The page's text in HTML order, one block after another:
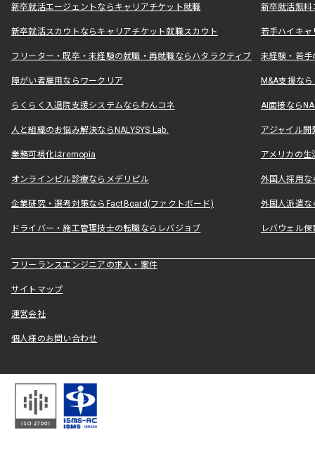
新卒就活エージェントならキャリアチケット就職 新卒就活無料
新卒就活スカウトならキャリアチケット就職スカウト 若手ハイキ
フリーター・既卒・未経験の就職・再就職ならハタラクティブ 未経験・若手
障がい者雇用ならワークリア M&A支援な
らくらく入退院支援システムならわんコネ AI面接なら
人と組織のお悩み解決ならNALYSYS Lab. アジャイル
業務可視化はremopia アメリカの
オンラインピル診療ならメデリピル 外国人採用
企業研究・選考対策ならFactBoard(ファクトボード) 外国人派遣な
ドライバー・施工管理技士の転職ならレバジョブ レバウェル
フリーランスエンジニアの求人・案件
サイトマップ
運営会社
個人様のお問い合わせ